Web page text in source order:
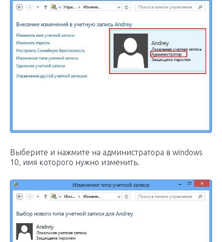
Выберите и нажмите на администратора в windows
10, имя которого нужно изменить.